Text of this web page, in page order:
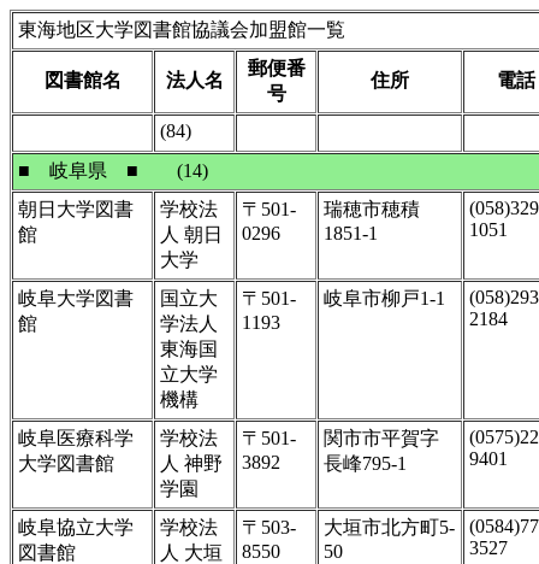
東海地区大学図書館協議会加盟館一覧
図書館名 法人名
郵便番
号
住所 電話
(84)
■ 岐阜県 ■ (14)
朝日大学図書
館
学校法
人 朝日
大学
〒501-
0296
瑞穂市穂積
1851-1
1051
岐阜大学図書
館
国立大
学法人
東海国
立大学
機構
〒501-
1193
岐阜市柳戸1-1
2184
岐阜医療科学
大学図書館
学校法
人 神野
学園
〒501-
3892
関市市平賀字
長峰795-1
9401
岐阜協立大学
図書館
学校法
人 大垣
〒503-
8550
大垣市北方町5-
50
3527